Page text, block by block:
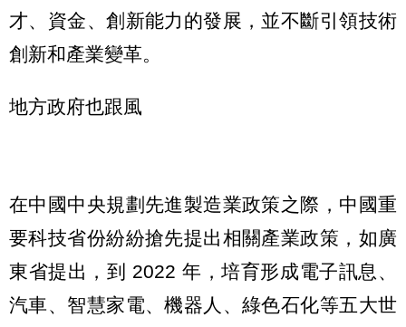
才、資金、創新能力的發展，並不斷引領技術
創新和產業變革。
地方政府也跟風
在中國中央規劃先進製造業政策之際，中國重
要科技省份紛紛搶先提出相關產業政策，如廣
東省提出，到 2022 年，培育形成電子訊息、
汽車、智慧家電、機器人、綠色石化等五大世